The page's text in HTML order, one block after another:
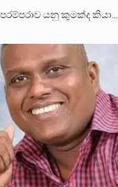
යනු කුමක්ද කියා…